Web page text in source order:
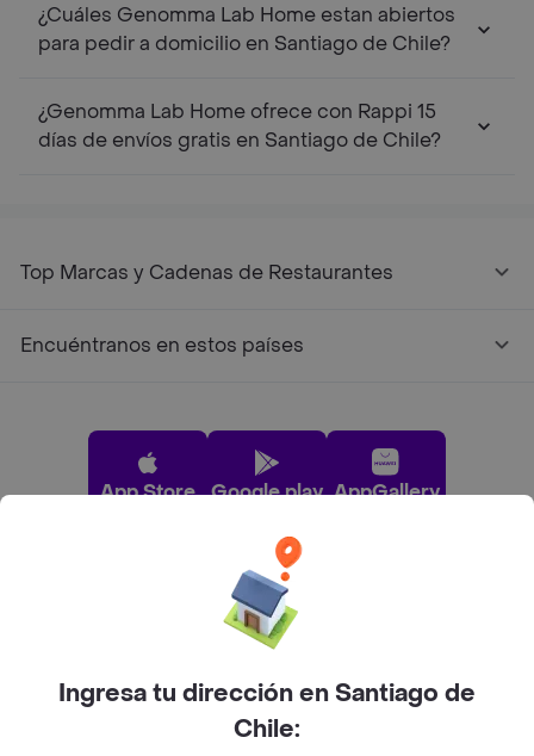
¿Cuáles Genomma Lab Home estan abiertos
para pedir a domicilio en Santiago de Chile?
¿Genomma Lab Home ofrece con Rappi 15
días de envíos gratis en Santiago de Chile?
Top Marcas y Cadenas de Restaurantes
Encuéntranos en estos países
App Store Google play AppGallery
Pide tu comida favorita cerca de ti
Categorías
Ingresa tu dirección en Santiago de
Chile: